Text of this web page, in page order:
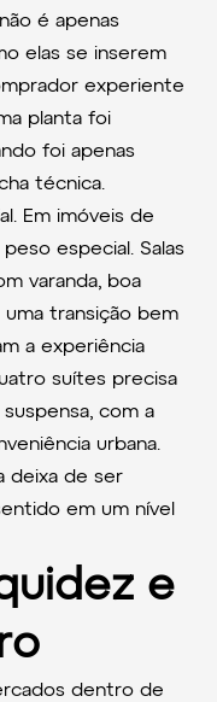
é apenas
elas se inserem
experiente
planta foi
foi apenas
técnica.
Em imóveis de
especial. Salas
varanda, boa
transição bem
a experiência
suítes precisa
com a
urbana.
deixa de ser
em um nível
e
dentro de